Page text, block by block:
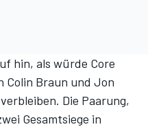
hin, als würde Core
Colin Braun und Jon
Die Paarung,
Gesamtsiege in